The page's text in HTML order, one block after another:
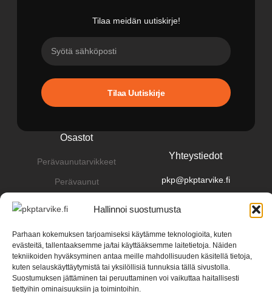
Hallinnoi suostumusta
Parhaan kokemuksen tarjoamiseksi käytämme teknologioita, kuten
evästeitä, tallentaaksemme ja/tai käyttääksemme laitetietoja. Näiden
tekniikoiden hyväksyminen antaa meille mahdollisuuden käsitellä tietoja,
kuten selauskäyttäytymistä tai yksilöllisiä tunnuksia tällä sivustolla.
Suostumuksen jättäminen tai peruuttaminen voi vaikuttaa haitallisesti
tiettyihin ominaisuuksiin ja toimintoihin.
Tilaa meidän uutiskirje!
Tilaa Uutiskirje
Osastot
Perävaunutarvikkeet
Perävaunut
Yhteystiedot
pkp@pkptarvike.fi